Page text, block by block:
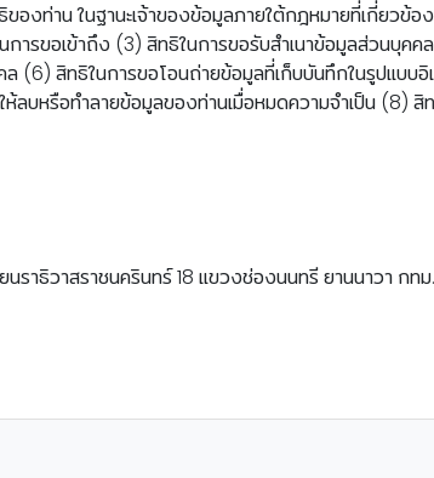
ของท่าน ในฐานะเจ้าของข้อมูลภายใต้กฎหมายที่เกี่ยว
ารขอเข้าถึง (3) สิทธิในการขอรับสำเนาข้อมูลส่วนบุ
(6) สิทธิในการขอโอนถ่ายข้อมูลที่เก็บบันทึกในรูปแบบ
บหรือทำลายข้อมูลของท่านเมื่อหมดความจำเป็น (8) สิ
ราธิวาสราชนครินทร์ 18 แขวงช่องนนทรี ยานนาวา ก